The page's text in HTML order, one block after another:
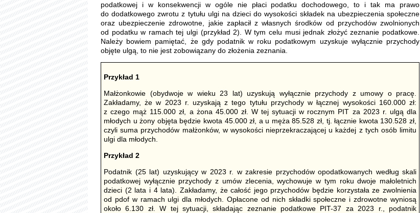
podatkowej i w konsekwencji w ogóle nie płaci podatku dochodowego, to i tak ma prawo
do dodatkowego zwrotu z tytułu ulgi na dzieci do wysokości składek na ubezpieczenia społeczne
oraz ubezpieczenie zdrowotne, jakie zapłacił z własnych środków od przychodów zwolnionych
od podatku w ramach tej ulgi (przykład 2). W tym celu musi jednak złożyć zeznanie podatkowe.
Należy bowiem pamiętać, że gdy podatnik w roku podatkowym uzyskuje wyłącznie przychody
objęte ulgą, to nie jest zobowiązany do złożenia zeznania.
Przykład 1
Małżonkowie (obydwoje w wieku 23 lat) uzyskują wyłącznie przychody z umowy o pracę.
Zakładamy, że w 2023 r. uzyskają z tego tytułu przychody w łącznej wysokości 160.000 zł:
z czego mąż 115.000 zł, a żona 45.000 zł. W tej sytuacji w rocznym PIT za 2023 r. ulgą dla
młodych u żony objęta będzie kwota 45.000 zł, a u męża 85.528 zł, tj. łącznie kwota 130.528 zł,
czyli suma przychodów małżonków, w wysokości nieprzekraczającej u każdej z tych osób limitu
ulgi dla młodych.
Przykład 2
Podatnik (25 lat) uzyskujący w 2023 r. w zakresie przychodów opodatkowanych według skali
podatkowej wyłącznie przychody z umów zlecenia, wychowuje w tym roku dwoje małoletnich
dzieci (2 lata i 4 lata). Zakładamy, że całość jego przychodów będzie korzystała ze zwolnienia
od pdof w ramach ulgi dla młodych. Opłacone od nich składki społeczne i zdrowotne wyniosą
około 6.130 zł. W tej sytuacji, składając zeznanie podatkowe PIT-37 za 2023 r., podatnik